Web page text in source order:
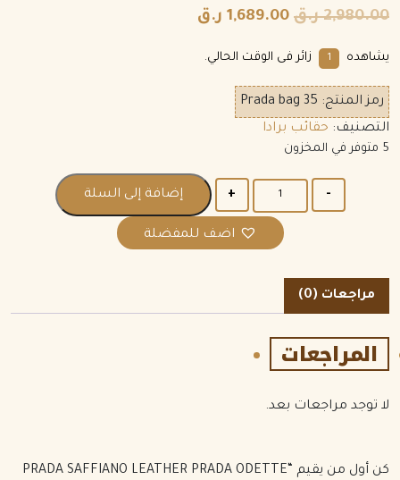
2,980.00 ر.ق 1,689.00 ر.ق
يشاهده 1 زائر فى الوقت الحالي.
رمز المنتج: Prada bag 35
التصنيف: حقائب برادا
5 متوفر في المخزون
إضافة إلى السلة
اضف للمفضلة
مراجعات (0)
المراجعات
لا توجد مراجعات بعد.
كن أول من يقيم “PRADA SAFFIANO LEATHER PRADA ODETTE